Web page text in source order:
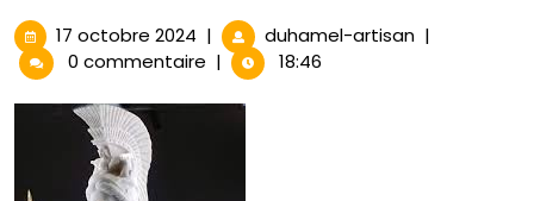
17 octobre 2024 17
octobre
| duhamel-artisanL’Élégance
|
0 commentaire | 18:46